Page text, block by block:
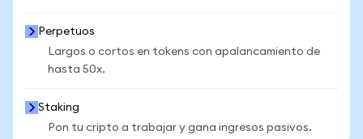
Perpetuos
Largos o cortos en tokens con apalancamiento de
hasta 50x.
Staking
Pon tu cripto a trabajar y gana ingresos pasivos.